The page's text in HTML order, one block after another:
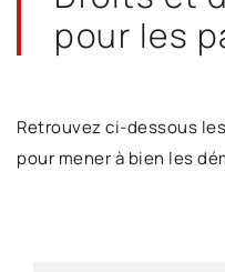
pour les
Retrouvez ci-dessous
pour mener à bien les